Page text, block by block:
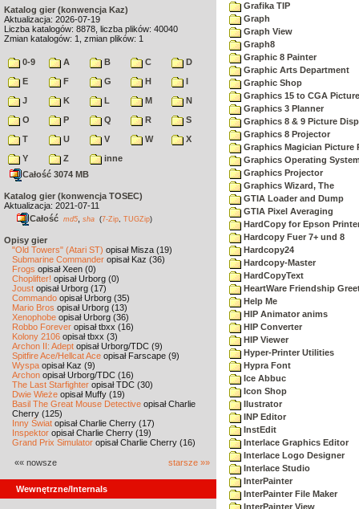
Katalog gier (konwencja Kaz)
Aktualizacja: 2026-07-19
Liczba katalogów: 8878, liczba plików: 40040
Zmian katalogów: 1, zmian plików: 1
0-9 A B C
D
E
F G H
I
J
K L M
N
O
P Q R
S
T
U V W
X
Y
Z
inne
Całość 3074 MB
Katalog gier (konwencja TOSEC)
Aktualizacja: 2021-07-11
Całość md5 sha (7-Zip TUGZip)
Opisy gier
"Old Towers" (Atari ST) opisał Misza (19)
Submarine Commander opisał Kaz (36)
Frogs opisał Xeen (0)
Choplifter! opisał Urborg (0)
Joust opisał Urborg (17)
Commando opisał Urborg (35)
Mario Bros opisał Urborg (13)
Xenophobe opisał Urborg (36)
Robbo Forever opisał tbxx (16)
Kolony 2106 opisał tbxx (3)
Archon II: Adept opisał Urborg/TDC (9)
Spitfire Ace/Hellcat Ace opisał Farscape (9)
Wyspa opisał Kaz (9)
Archon opisał Urborg/TDC (16)
The Last Starfighter opisał TDC (30)
Dwie Wieże opisał Muffy (19)
Basil The Great Mouse Detective opisał Charlie
Cherry (125)
Inny Świat opisał Charlie Cherry (17)
Inspektor opisał Charlie Cherry (19)
Grand Prix Simulator opisał Charlie Cherry (16)
«« nowsze starsze »»
Wewnętrzne/Internals
Grafika TIP
Graph
Graph View
Graph8
Graphic 8 Painter
Graphic Arts Department
Graphic Shop
Graphics 15 to CGA
Graphics 3 Planner
Graphics 8 & 9 Picture
Graphics 8 Projector
Graphics Magician Picture
Graphics Operating
Graphics Projector
Graphics Wizard, The
GTIA Loader and Dump
GTIA Pixel Averaging
HardCopy for Epson
Hardcopy Fuer 7+ und 8
Hardcopy24
Hardcopy-Master
HardCopyText
HeartWare Friendship
Help Me
HIP Animator anims
HIP Converter
HIP Viewer
Hyper-Printer Utilities
Hypra Font
Ice Abbuc
Icon Shop
Ilustrator
INP Editor
InstEdit
Interlace Graphics Editor
Interlace Logo Designer
Interlace Studio
InterPainter
InterPainter File Maker
InterPainter View